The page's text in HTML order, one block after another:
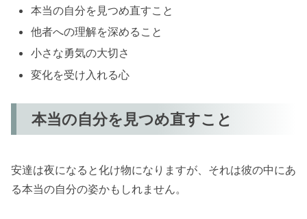
本当の自分を見つめ直すこと
他者への理解を深めること
小さな勇気の大切さ
変化を受け入れる心
本当の自分を見つめ直すこと
安達は夜になると化け物になりますが、それは彼の中にあ
る本当の自分の姿かもしれません。